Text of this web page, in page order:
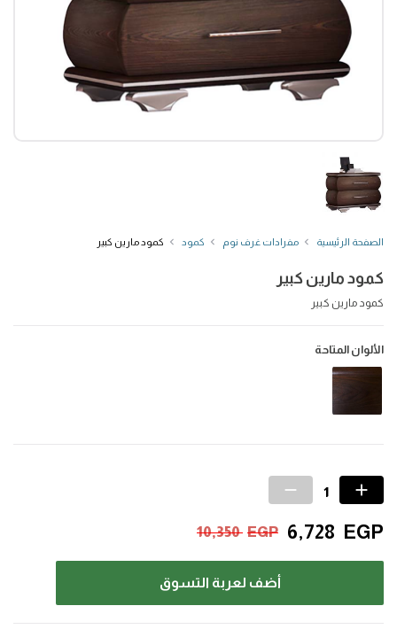
الصفحة الرئيسية مفرادات غرف نوم كمود كمود مارين كبير
كمود مارين كبير
كمود مارين كبير
الألوان المتاحة
10,350 EGP 6,728 EGP
أضف لعربة التسوق